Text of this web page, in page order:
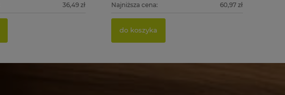
36,49 zł Najniższa cena: 60,97 zł
do koszyka